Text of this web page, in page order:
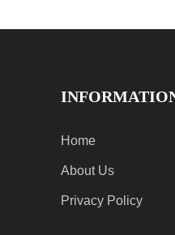
Home
About Us
Privacy Policy